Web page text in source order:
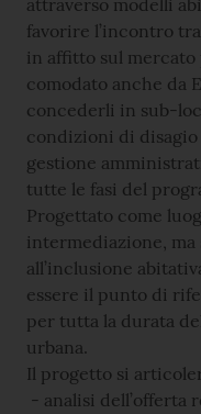
attraverso modelli
favorire l’incontro
in affitto sul
comodato anche da
concederli in sub-
condizioni di disagio
gestione
tutte le fasi del
Progettato come
intermediazione,
all’inclusione
essere il punto di
per tutta la durata
urbana.
Il progetto si
- analisi dell’offerta